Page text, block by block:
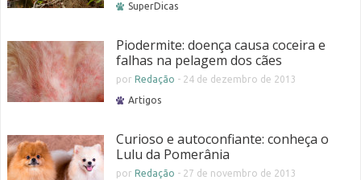
SuperDicas
Piodermite: doença causa coceira e
falhas na pelagem dos cães
por Redação - 24 de dezembro de 2013
Artigos
Curioso e autoconfiante: conheça o
Lulu da Pomerânia
por Redação - 27 de novembro de 2013